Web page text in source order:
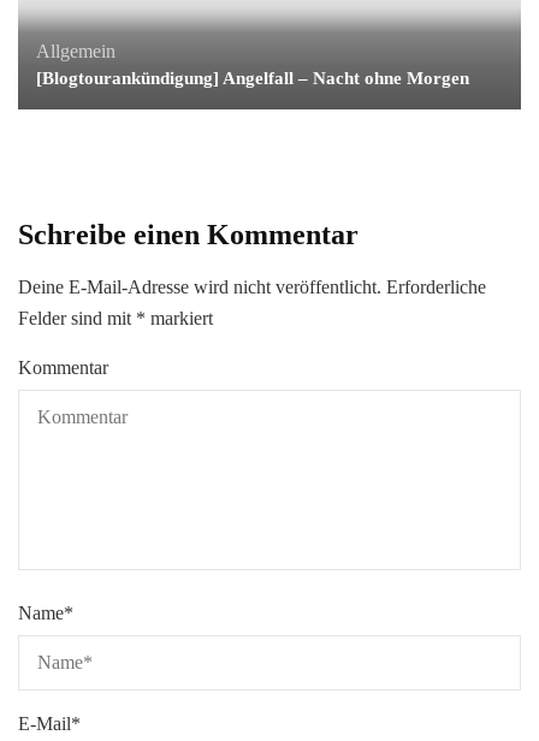
Allgemein
[Blogtourankündigung] Angelfall – Nacht ohne Morgen
Schreibe einen Kommentar
Deine E-Mail-Adresse wird nicht veröffentlicht. Erforderliche
Felder sind mit * markiert
Kommentar
Name*
E-Mail*